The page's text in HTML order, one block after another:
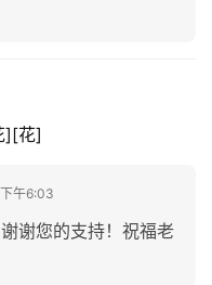
][花]
午6:03
谢谢您的支持！祝福老